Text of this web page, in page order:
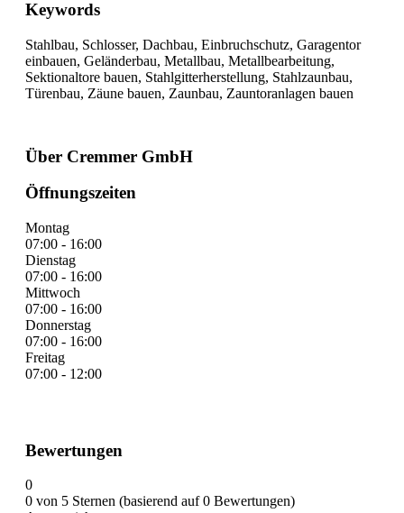
Keywords
Stahlbau, Schlosser, Dachbau, Einbruchschutz, Garagentor
einbauen, Geländerbau, Metallbau, Metallbearbeitung,
Sektionaltore bauen, Stahlgitterherstellung, Stahlzaunbau,
Türenbau, Zäune bauen, Zaunbau, Zauntoranlagen bauen
Über Cremmer GmbH
Öffnungszeiten
Montag
07:00 - 16:00
Dienstag
07:00 - 16:00
Mittwoch
07:00 - 16:00
Donnerstag
07:00 - 16:00
Freitag
07:00 - 12:00
Bewertungen
0
0 von 5 Sternen (basierend auf 0 Bewertungen)